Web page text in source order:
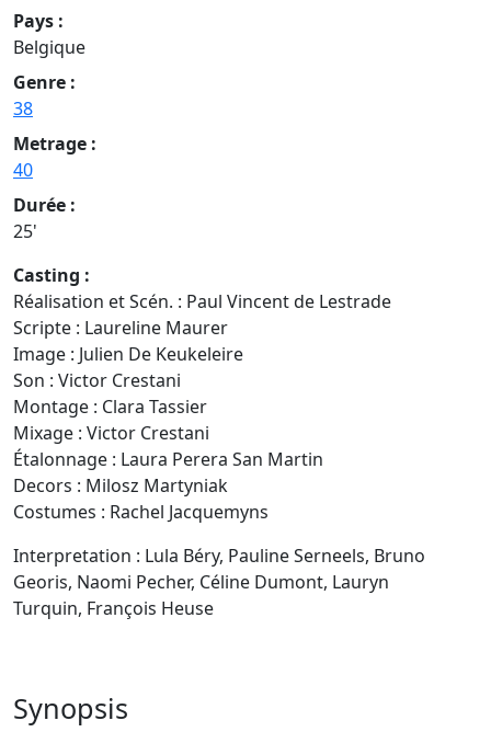
Pays :
Belgique
Genre :
38
Metrage :
40
Durée :
25'
Casting :
Réalisation et Scén. : Paul Vincent de Lestrade
Scripte : Laureline Maurer
Image : Julien De Keukeleire
Son : Victor Crestani
Montage : Clara Tassier
Mixage : Victor Crestani
Étalonnage : Laura Perera San Martin
Decors : Milosz Martyniak
Costumes : Rachel Jacquemyns
Interpretation : Lula Béry, Pauline Serneels, Bruno
Georis, Naomi Pecher, Céline Dumont, Lauryn
Turquin, François Heuse
Synopsis